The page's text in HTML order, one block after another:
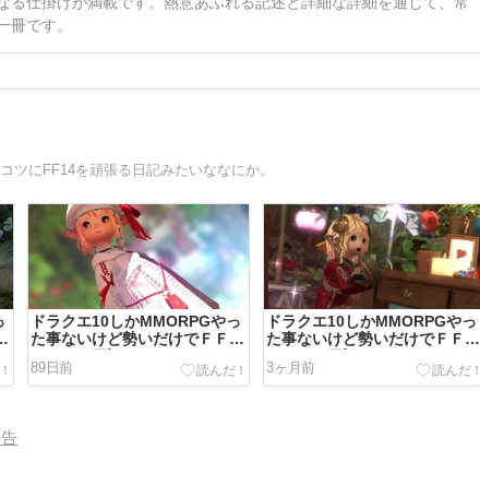
です。
ツにFF14を頑張る日記みたいななにか。
ドラクエ10しかMMORPGやっ
た事ないけど勢いだけでＦＦ１
４をやる日記（521）
89日前
ドラクエ10しかMMORPGやっ
た事ないけど勢いだけでＦＦ１
４をやる日記（520）
3ヶ月前